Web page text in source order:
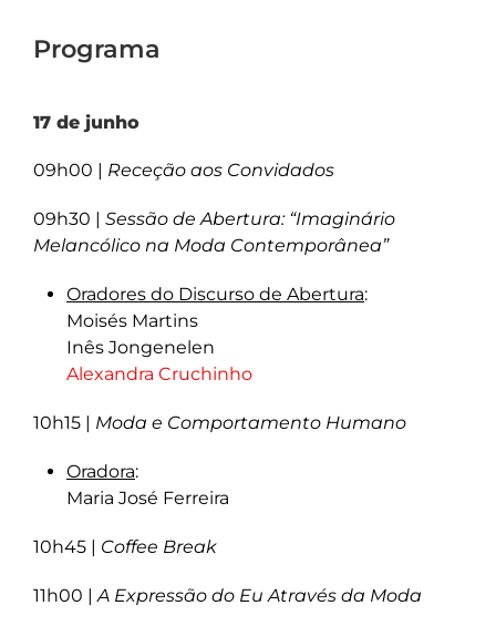
Programa
17 de junho
09h00 | Receção aos Convidados
09h30 | Sessão de Abertura: “Imaginário
Melancólico na Moda Contemporânea”
Oradores do Discurso de Abertura:
Moisés Martins
Inês Jongenelen
Alexandra Cruchinho
10h15 | Moda e Comportamento Humano
Oradora:
Maria José Ferreira
10h45 | Coffee Break
11h00 |A Expressão do Eu Através da Moda